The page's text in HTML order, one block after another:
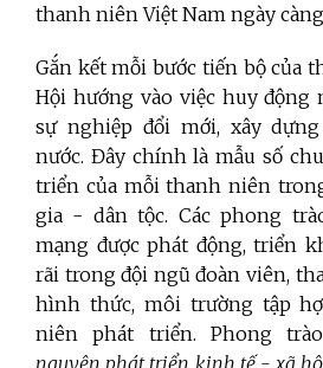
thanh niên Việt Nam ngày
Gắn kết mỗi bước tiến bộ của
Hội hướng vào việc huy động
sự nghiệp đổi mới, xây
nước. Đây chính là mẫu số
triển của mỗi thanh niên
gia - dân tộc. Các phong
mạng được phát động, triển
rãi trong đội ngũ đoàn viên,
hình thức, môi trường tập
niên phát triển. Phong
nguyện phát triển kinh tế - xã